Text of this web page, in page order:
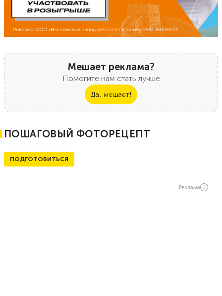
Мешает реклама?
Помогите нам стать лучше
Да, мешает!
ПОШАГОВЫЙ ФОТОРЕЦЕПТ
ПОДГОТОВИТЬСЯ
Реклама